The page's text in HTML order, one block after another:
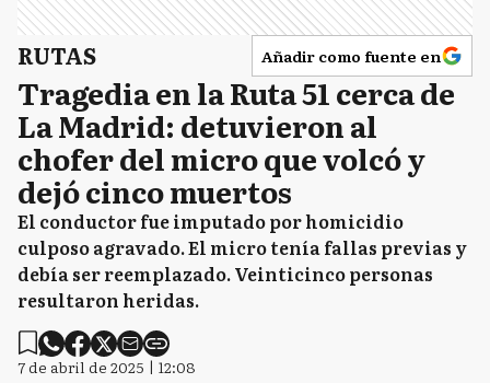
RUTAS Añadir como fuente en
Tragedia en la Ruta 51 cerca de
La Madrid: detuvieron al
chofer del micro que volcó y
dejó cinco muertos
El conductor fue imputado por homicidio
culposo agravado. El micro tenía fallas previas y
debía ser reemplazado. Veinticinco personas
resultaron heridas.
7 de abril de 2025 | 12:08